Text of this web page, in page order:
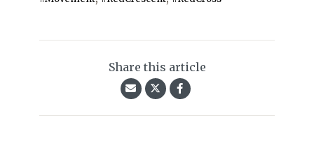
Share this article